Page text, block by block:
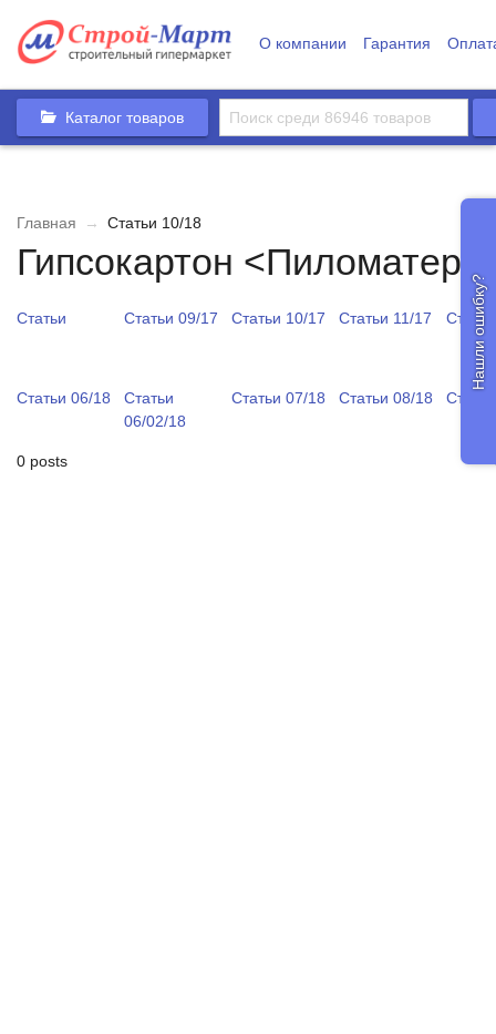
О компании Гарантия
Каталог товаров
Главная → Статьи 10/18
Гипсокартон
Статьи Статьи 09/17 Статьи 10/17 Статьи 11/17
Статьи 06/18
Статьи
06/02/18
Статьи 07/18 Статьи 08/18
0 posts
Нашли ошибку?